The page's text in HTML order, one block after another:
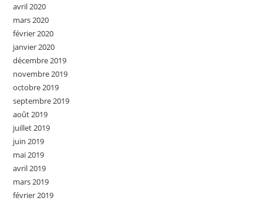
avril 2020
mars 2020
février 2020
janvier 2020
décembre 2019
novembre 2019
octobre 2019
septembre 2019
août 2019
juillet 2019
juin 2019
mai 2019
avril 2019
mars 2019
février 2019